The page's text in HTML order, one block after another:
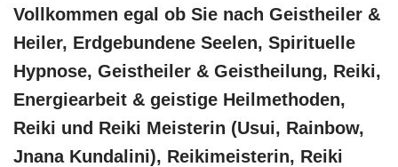
Vollkommen egal ob Sie nach Geistheiler &
Heiler, Erdgebundene Seelen, Spirituelle
Hypnose, Geistheiler & Geistheilung, Reiki,
Energiearbeit & geistige Heilmethoden,
Reiki und Reiki Meisterin (Usui, Rainbow,
Jnana Kundalini), Reikimeisterin, Reiki